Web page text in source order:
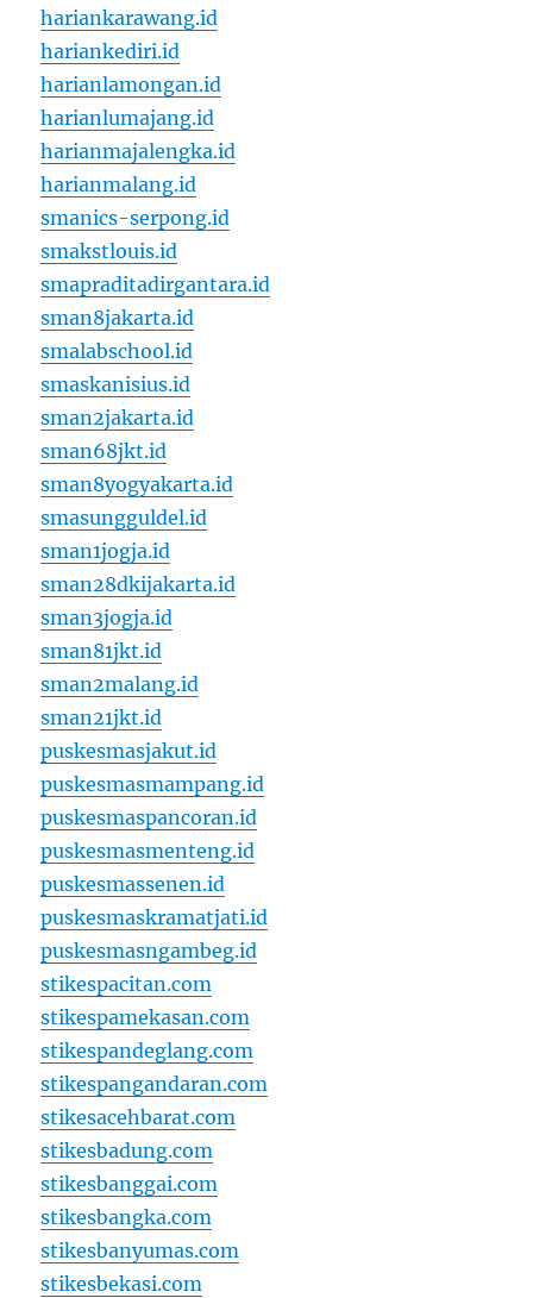
hariankarawang.id
hariankediri.id
harianlamongan.id
harianlumajang.id
harianmajalengka.id
harianmalang.id
smanics-serpong.id
smakstlouis.id
smapraditadirgantara.id
sman8jakarta.id
smalabschool.id
smaskanisius.id
sman2jakarta.id
sman68jkt.id
sman8yogyakarta.id
smasungguldel.id
sman1jogja.id
sman28dkijakarta.id
sman3jogja.id
sman81jkt.id
sman2malang.id
sman21jkt.id
puskesmasjakut.id
puskesmasmampang.id
puskesmaspancoran.id
puskesmasmenteng.id
puskesmassenen.id
puskesmaskramatjati.id
puskesmasngambeg.id
stikespacitan.com
stikespamekasan.com
stikespandeglang.com
stikespangandaran.com
stikesacehbarat.com
stikesbadung.com
stikesbanggai.com
stikesbangka.com
stikesbanyumas.com
stikesbekasi.com